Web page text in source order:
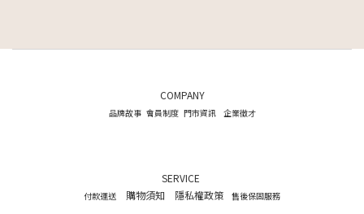
COMPANY
品牌故事 會員制度 門市資訊 企業徵才
SERVICE
付款運送 購物須知 隱私權政策 售後保固服務